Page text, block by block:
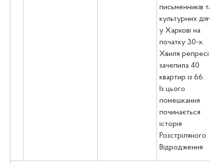
письменників та
культурних діячів
у Харкові на
початку 30-х.
Хвиля репресій
зачепила 40
квартир із 66.
Із цього
помешкання
починається
історія
Розстріляного
Відродження